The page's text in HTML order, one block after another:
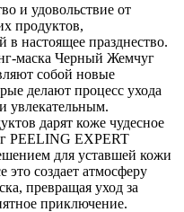
и удовольствие от
продуктов,
настоящее празднество.
маска Черный Жемчуг
собой новые
делают процесс ухода
увлекательным.
дарят коже чудесное
PEELING EXPERT
для уставшей кожи
создает атмосферу
превращая уход за
приключение.